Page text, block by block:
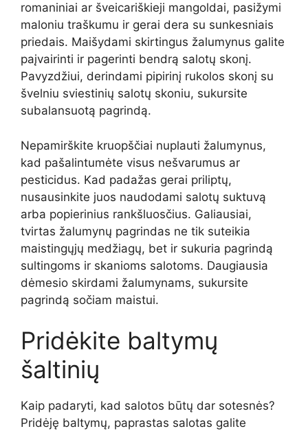
romaniniai ar šveicariškieji mangoldai, pasižymi
maloniu traškumu ir gerai dera su sunkesniais
priedais. Maišydami skirtingus žalumynus galite
paįvairinti ir pagerinti bendrą salotų skonį.
Pavyzdžiui, derindami pipirinį rukolos skonį su
švelniu sviestinių salotų skoniu, sukursite
subalansuotą pagrindą.
Nepamirškite kruopščiai nuplauti žalumynus,
kad pašalintumėte visus nešvarumus ar
pesticidus. Kad padažas gerai priliptų,
nusausinkite juos naudodami salotų suktuvą
arba popierinius rankšluosčius. Galiausiai,
tvirtas žalumynų pagrindas ne tik suteikia
maistingųjų medžiagų, bet ir sukuria pagrindą
sultingoms ir skanioms salotoms. Daugiausia
dėmesio skirdami žalumynams, sukursite
pagrindą sočiam maistui.
Pridėkite baltymų
šaltinių
Kaip padaryti, kad salotos būtų dar sotesnės?
Pridėję baltymų, paprastas salotas galite